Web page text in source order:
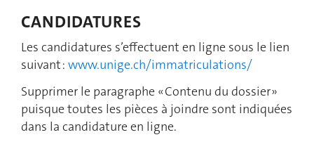
CANDIDATURES
Les candidatures s’effectuent en ligne sous le lien
suivant : www.unige.ch/immatriculations/
Supprimer le paragraphe « Contenu du dossier »
puisque toutes les pièces à joindre sont indiquées
dans la candidature en ligne.